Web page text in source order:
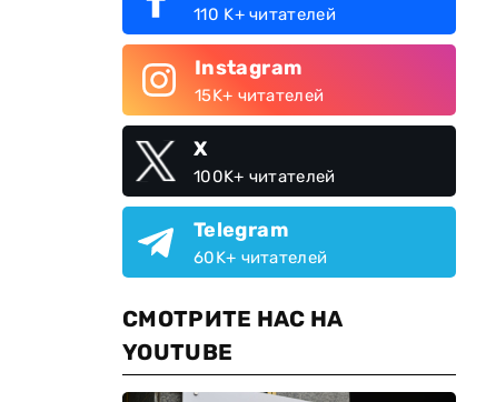
110 K+ читателей
Instagram
15K+ читателей
X
100K+ читателей
Telegram
60K+ читателей
СМОТРИТЕ НАС НА
YOUTUBE